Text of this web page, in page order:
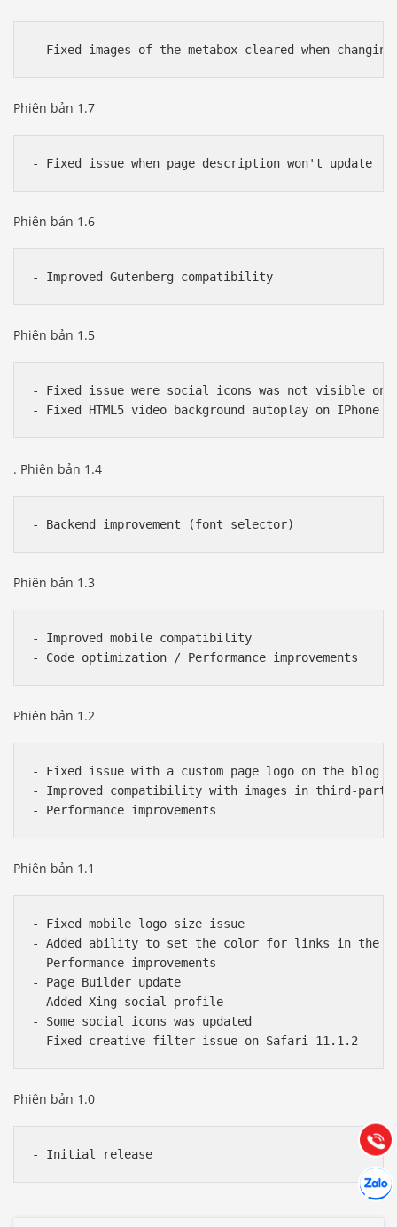
Phiên bản 1.7
Phiên bản 1.6
Phiên bản 1.5
- Fixed issue were social icons was not visible on
. Phiên bản 1.4
Phiên bản 1.3
- Improved mobile compatibility
Phiên bản 1.2
- Fixed issue with a custom page logo on the blog
- Improved compatibility with images in third-
Phiên bản 1.1
- Fixed mobile logo size issue
- Added ability to set the color for links in the
- Performance improvements
- Page Builder update
- Added Xing social profile
- Some social icons was updated
Phiên bản 1.0
Gọi
Báo giá & Đặt hàng:
(028) 22.166.144
Chát
Tư vấn